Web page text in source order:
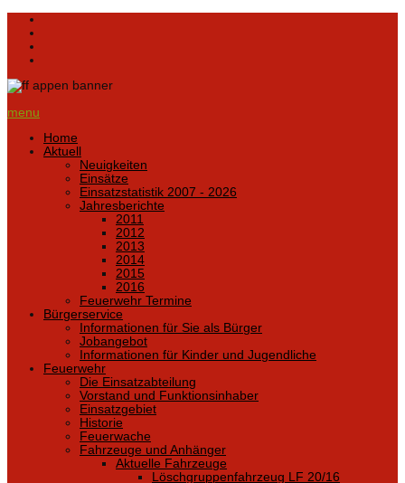
menu
Home
Aktuell
Neuigkeiten
Einsätze
Einsatzstatistik 2007 - 2026
Jahresberichte
2011
2012
2013
2014
2015
2016
Feuerwehr Termine
Bürgerservice
Informationen für Sie als Bürger
Jobangebot
Informationen für Kinder und Jugendliche
Feuerwehr
Die Einsatzabteilung
Vorstand und Funktionsinhaber
Einsatzgebiet
Historie
Feuerwache
Fahrzeuge und Anhänger
Aktuelle Fahrzeuge
Löschgruppenfahrzeug LF 20/16